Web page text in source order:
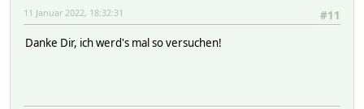
#11
11 Januar 2022, 18:32:31
Danke Dir, ich werd's mal so versuchen!